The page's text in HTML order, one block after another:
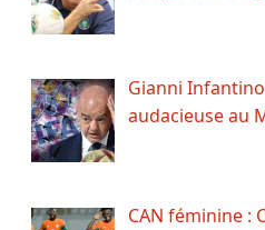
Gianni
audacieuse au
CAN féminine :